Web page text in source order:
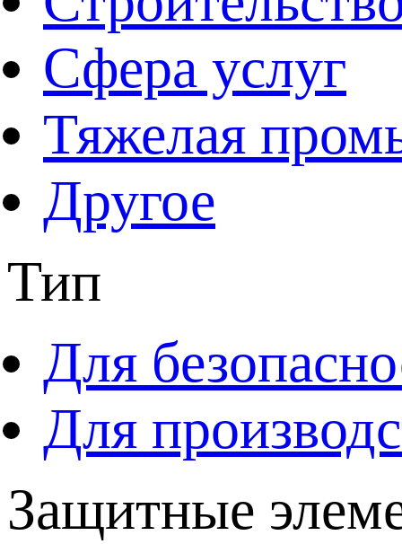
Сфера услуг
Тяжелая
Другое
Тип
Для
Для
Защитные